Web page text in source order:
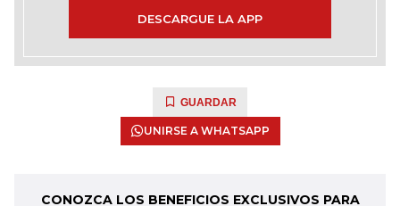
DESCARGUE LA APP
GUARDAR
UNIRSE A WHATSAPP
CONOZCA LOS BENEFICIOS EXCLUSIVOS PARA